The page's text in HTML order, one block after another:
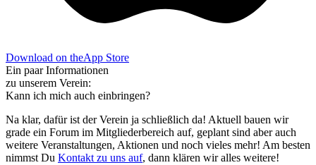
Download on theApp Store
Ein paarInformationen
zu unserem Verein:
Kann ich mich auch einbringen?
Na klar, dafür ist der Verein ja schließlich da! Aktuell bauen wir
grade ein Forum im Mitgliederbereich auf, geplant sind aber auch
weitere Veranstaltungen, Aktionen und noch vieles mehr! Am besten
nimmst Du Kontakt zu uns auf, dann klären wir alles weitere!